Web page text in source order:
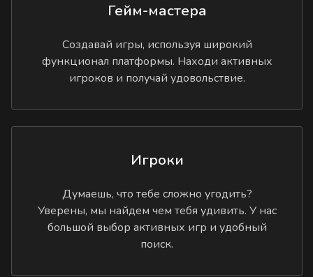
Гейм-мастера
Создавай игры, используя широкий
функционал платформы. Находи активных
игроков и получай удовольствие.
Игроки
Думаешь, что тебе сложно угодить?
Уверены, мы найдем чем тебя удивить. У нас
большой выбор активных игр и удобный
поиск.